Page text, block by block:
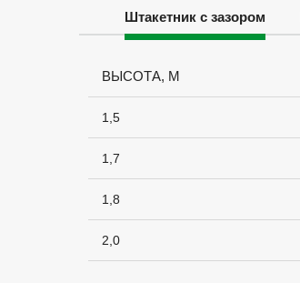
Штакетник с зазором
ВЫСОТА, М
1,5
1,7
1,8
2,0